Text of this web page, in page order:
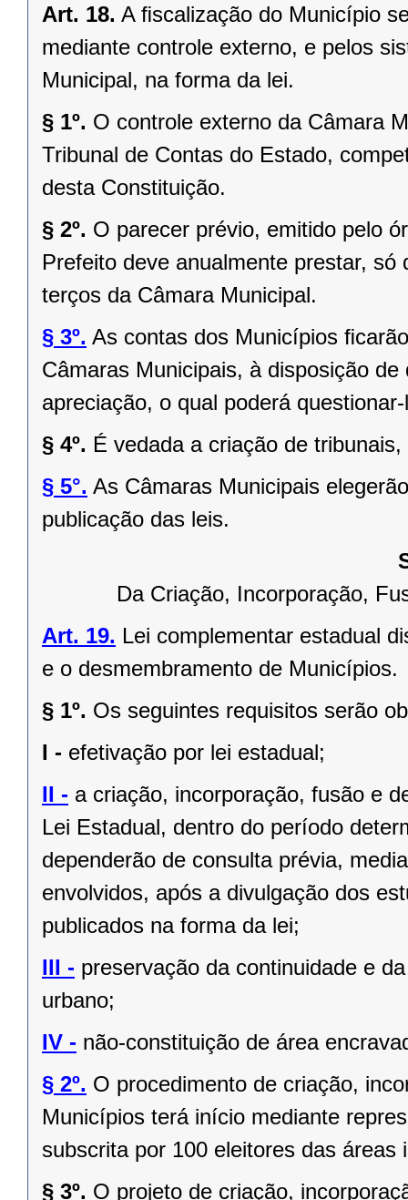
Art. 18. A ﬁscalização do Município
mediante controle externo, e pelos
Municipal, na forma da lei.
§ 1º. O controle externo da Câmara
Tribunal de Contas do Estado,
desta Constituição.
§ 2º. O parecer prévio, emitido pelo
Prefeito deve anualmente prestar,
terços da Câmara Municipal.
§ 3º. As contas dos Municípios
Câmaras Municipais, à disposição
apreciação, o qual poderá
§ 4º. É vedada a criação de
§ 5°. As Câmaras Municipais
publicação das leis.
Da Criação, Incorporação,
Art. 19. Lei complementar estadual
e o desmembramento de Municípios.
§ 1º. Os seguintes requisitos serão
I - efetivação por lei estadual;
II - a criação, incorporação, fusão e
Lei Estadual, dentro do período
dependerão de consulta prévia,
envolvidos, após a divulgação dos
publicados na forma da lei;
III - preservação da continuidade e
urbano;
IV - não-constituição de área
§ 2º. O procedimento de criação,
Municípios terá início mediante
subscrita por 100 eleitores das
§ 3º. O projeto de criação,